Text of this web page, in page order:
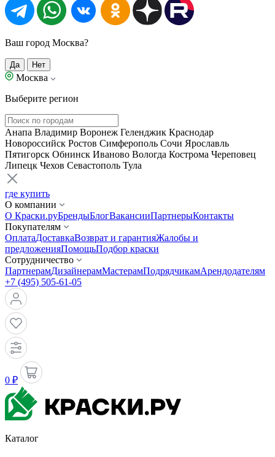
Ваш город Москва?
Да Нет
Москва
Выберите регион
Анапа Владимир Воронеж Геленджик Краснодар
Новороссийск Ростов Симферополь Сочи Ярославль
Пятигорск Обнинск Иваново Вологда Кострома Череповец
Липецк Чехов Севастополь Тула
где купить
О компании
О Краски.руБрендыБлогВакансииПартнерыКонтакты
Покупателям
ОплатаДоставкаВозврат и гарантияЖалобы и
предложенияПомощьПодбор краски
Сотрудничество
ПартнерамДизайнерамМастерамПодрядчикамАрендодателям
+7 (495) 505-61-05
0 ₽
Каталог